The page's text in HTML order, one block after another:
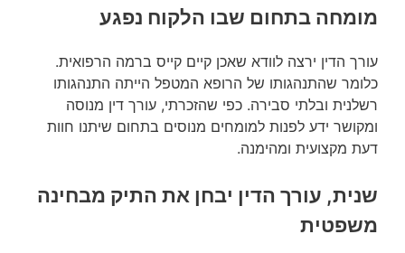
מומחה בתחום שבו הלקוח נפגע
עורך הדין ירצה לוודא שאכן קיים קייס ברמה הרפואית.
כלומר שהתנהגותו של הרופא המטפל הייתה התנהגותו
רשלנית ובלתי סבירה. כפי שהזכרתי, עורך דין מנוסה
ומקושר ידע לפנות למומחים מנוסים בתחום שיתנו חוות
דעת מקצועית ומהימנה.
שנית, עורך הדין יבחן את התיק מבחינה
משפטית